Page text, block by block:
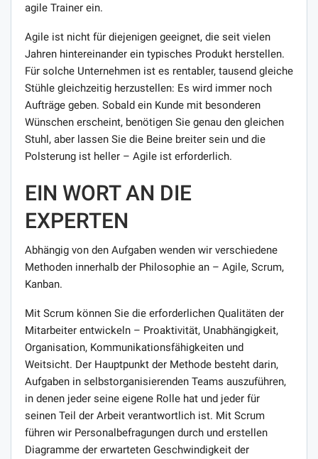
agile Trainer ein.
Agile ist nicht für diejenigen geeignet, die seit vielen
Jahren hintereinander ein typisches Produkt herstellen.
Für solche Unternehmen ist es rentabler, tausend gleiche
Stühle gleichzeitig herzustellen: Es wird immer noch
Aufträge geben. Sobald ein Kunde mit besonderen
Wünschen erscheint, benötigen Sie genau den gleichen
Stuhl, aber lassen Sie die Beine breiter sein und die
Polsterung ist heller – Agile ist erforderlich.
EIN WORT AN DIE
EXPERTEN
Abhängig von den Aufgaben wenden wir verschiedene
Methoden innerhalb der Philosophie an – Agile, Scrum,
Kanban.
Mit Scrum können Sie die erforderlichen Qualitäten der
Mitarbeiter entwickeln – Proaktivität, Unabhängigkeit,
Organisation, Kommunikationsfähigkeiten und
Weitsicht. Der Hauptpunkt der Methode besteht darin,
Aufgaben in selbstorganisierenden Teams auszuführen,
in denen jeder seine eigene Rolle hat und jeder für
seinen Teil der Arbeit verantwortlich ist. Mit Scrum
führen wir Personalbefragungen durch und erstellen
Diagramme der erwarteten Geschwindigkeit der